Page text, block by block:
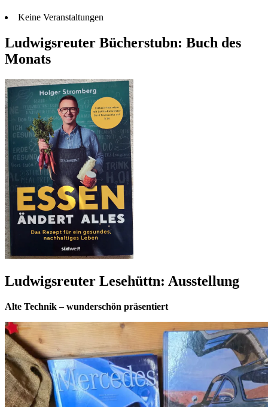
Keine Veranstaltungen
Ludwigsreuter Bücherstubn: Buch des
Monats
Ludwigsreuter Lesehüttn: Ausstellung
Alte Technik – wunderschön präsentiert